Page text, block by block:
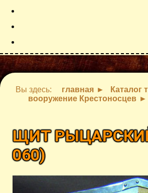
Вы здесь: главная Каталог
вооружение Крестоносцев
ЩИТ
060)